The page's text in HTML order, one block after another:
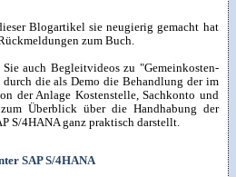
Blogartikel sie neugierig gemacht hat
zum Buch.
auch Begleitvideos zu "Gemeinkosten-
die als Demo die Behandlung der im
der Anlage Kostenstelle, Sachkonto und
Überblick über die Handhabung der
S/4HANA ganz praktisch darstellt.
SAP S/4HANA